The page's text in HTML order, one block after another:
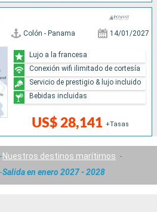
Colón - Panama 14/01/2027
US$ 28,141 +Tasas
Lujo a la francesa
Conexión wifi ilimitado de cortesía
Servicio de prestigio & lujo incluido
Bebidas incluidas
Nuestros destinos marítimos
Salida en enero 2027 - 2028